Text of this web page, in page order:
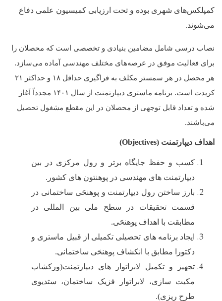
کمپلکس‌های شهری بوده و تحت ارزیابی کمیسیون علمی دفاع
می‌شوند.
نصاب درسی شامل مضامین بنیادی و تخصصی است که محصلان را
برای فعالیت موفق در عرصه‌های مختلف مهندسی آماده می‌سازد.
هر محصل در هر سمستر مکلف به فراگیری حداقل ۱۸ و حداکثر
۲۱
کریدت است. برنامه ماستری دیپارتمنت از سال ۱۴۰۱ مجدداً آغاز
شده و تعداد قابل توجهی از محصلان در این مقطع مشغول تحصیل
می‌باشند.
اهداف دیپارتمنت (Objectives
)
کسب و حفظ جایگاه برتر و رول مرکزی در بین
دیپارتمنت های مهندسی در پوهنتون های کشور.
بارز ساختن رول دیپارتمنت و پوهنحَی ساختمانی در
قسمت تحقیقات در سطح ملی بین المللی در
مطابقت با اهداف پوهنحَی.
ایجاد برنامه های تحصیلی تکمیلی از قبیل ماستری و
دکتورا مطابق با انکشاف پوهنحَی ساختمانی.
تجهیز و تکمیل لابراتوار های دیپارتمنت(ورکشاپ
مکیت سازی، لابراتوار فزیک ساختمان، ستدیوی
طرح ریزی).